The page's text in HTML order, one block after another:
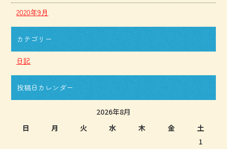
2020年9月
カテゴリー
日記
投稿日カレンダー
2026年8月
日
月 火 水 木 金
土
1